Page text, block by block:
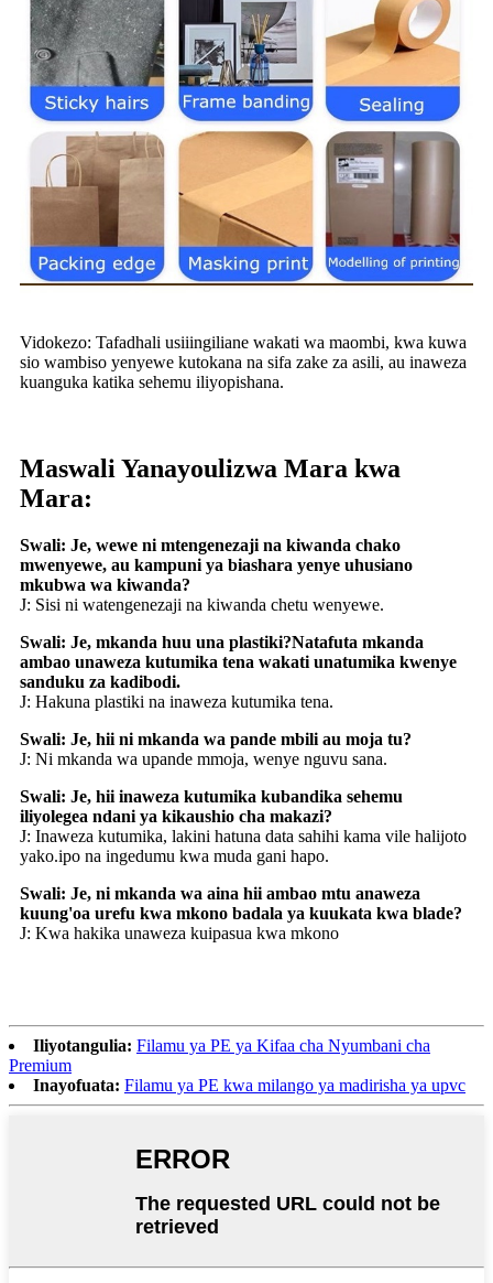
Vidokezo: Tafadhali usiiingiliane wakati wa maombi, kwa kuwa
sio wambiso yenyewe kutokana na sifa zake za asili, au inaweza
kuanguka katika sehemu iliyopishana.
Maswali Yanayoulizwa Mara kwa
Mara:
Swali: Je, wewe ni mtengenezaji na kiwanda chako
mwenyewe, au kampuni ya biashara yenye uhusiano
mkubwa wa kiwanda?
J: Sisi ni watengenezaji na kiwanda chetu wenyewe.
Swali: Je, mkanda huu una plastiki?Natafuta mkanda
ambao unaweza kutumika tena wakati unatumika kwenye
sanduku za kadibodi.
J: Hakuna plastiki na inaweza kutumika tena.
Swali: Je, hii ni mkanda wa pande mbili au moja tu?
J: Ni mkanda wa upande mmoja, wenye nguvu sana.
Swali: Je, hii inaweza kutumika kubandika sehemu
iliyolegea ndani ya kikaushio cha makazi?
J: Inaweza kutumika, lakini hatuna data sahihi kama vile halijoto
yako.ipo na ingedumu kwa muda gani hapo.
Swali: Je, ni mkanda wa aina hii ambao mtu anaweza
kuung'oa urefu kwa mkono badala ya kuukata kwa blade?
J: Kwa hakika unaweza kuipasua kwa mkono
Iliyotangulia: Filamu ya PE ya Kifaa cha Nyumbani cha
Premium
Inayofuata: Filamu ya PE kwa milango ya madirisha ya upvc